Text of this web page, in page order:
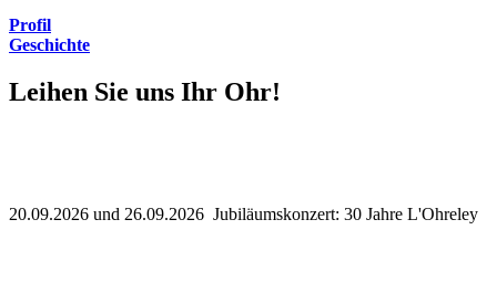
Profil
Geschichte
Leihen Sie uns Ihr Ohr!
20.09.2026 und 26.09.2026 Jubiläumskonzert: 30 Jahre L'Ohreley